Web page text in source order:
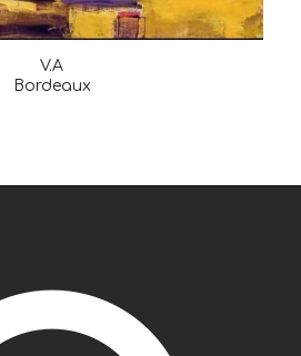
V.A
Bordeaux